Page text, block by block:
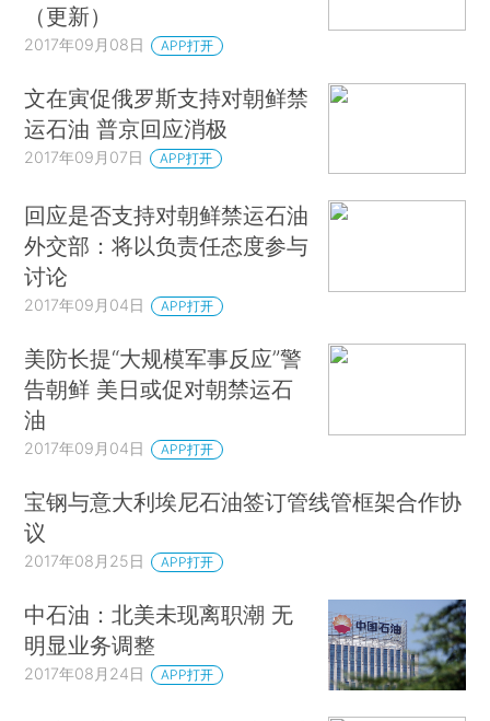
（更新）
2017年09月08日 APP打开
文在寅促俄罗斯支持对朝鲜禁
运石油 普京回应消极
2017年09月07日 APP打开
回应是否支持对朝鲜禁运石油
外交部：将以负责任态度参与
讨论
2017年09月04日 APP打开
美防长提“大规模军事反应”警
告朝鲜 美日或促对朝禁运石
油
2017年09月04日 APP打开
宝钢与意大利埃尼石油签订管线管框架合作协
议
2017年08月25日 APP打开
中石油：北美未现离职潮 无
明显业务调整
2017年08月24日 APP打开